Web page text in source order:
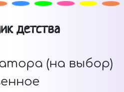
детства
(на выбор)